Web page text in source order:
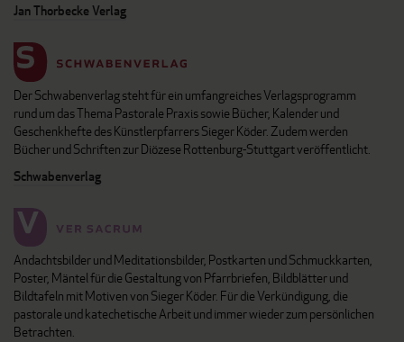
Jan Thorbecke Verlag
Der Schwabenverlag steht für ein umfangreiches Verlagsprogramm
rund um das Thema Pastorale Praxis sowie Bücher, Kalender und
Geschenkhefte des Künstlerpfarrers Sieger Köder. Zudem werden
Bücher und Schriften zur Diözese Rottenburg-Stuttgart veröffentlicht.
Schwabenverlag
Andachtsbilder und Meditationsbilder, Postkarten und Schmuckkarten,
Poster, Mäntel für die Gestaltung von Pfarrbriefen, Bildblätter und
Bildtafeln mit Motiven von Sieger Köder. Für die Verkündigung, die
pastorale und katechetische Arbeit und immer wieder zum persönlichen
Betrachten.